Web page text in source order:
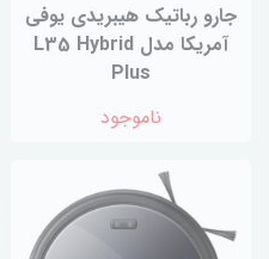
جارو رباتیک هیبریدی یوفی
آمریکا مدل L35 Hybrid
Plus
ناموجود